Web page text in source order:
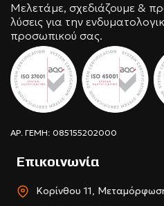
Μελετάμε, σχεδιάζουμε &
λύσεις για την
προσωπικού σας.
ΑΡ. ΓΕΜΗ: 085155202000
Επικοινωνία
Κορίνθου 11,